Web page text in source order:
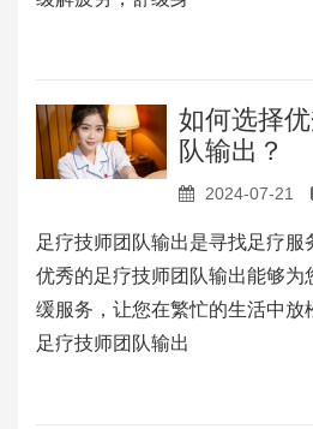
如何选择
队输出？
2024-07-21
足疗技师团队输出是寻找足疗服
优秀的足疗技师团队输出能够为
缓服务，让您在繁忙的生活中放
足疗技师团队输出